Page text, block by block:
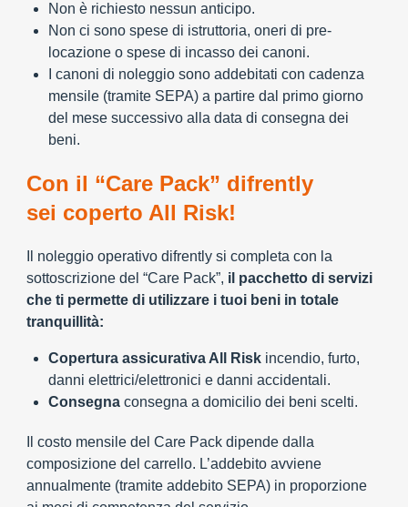
Non è richiesto nessun anticipo.
Non ci sono spese di istruttoria, oneri di pre-
locazione o spese di incasso dei canoni.
I canoni di noleggio sono addebitati con cadenza
mensile (tramite SEPA) a partire dal primo giorno
del mese successivo alla data di consegna dei
beni.
Con il “Care Pack” difrently
sei coperto All Risk!
Il noleggio operativo difrently si completa con la
sottoscrizione del “Care Pack”, il pacchetto di servizi
che ti permette di utilizzare i tuoi beni in totale
tranquillità:
Copertura assicurativa All Risk incendio, furto,
danni elettrici/elettronici e danni accidentali.
Consegna consegna a domicilio dei beni scelti.
Il costo mensile del Care Pack dipende dalla
composizione del carrello. L’addebito avviene
annualmente (tramite addebito SEPA) in proporzione